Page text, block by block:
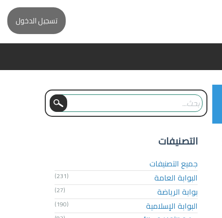
تسجيل الدخول
التصنيفات
جميع التصنيفات
البوابة العامة
(231)
بوابة الرياضة (27)
البوابة الإسلامية (190)